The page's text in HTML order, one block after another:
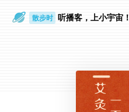
散步时 听播客，上小宇宙！